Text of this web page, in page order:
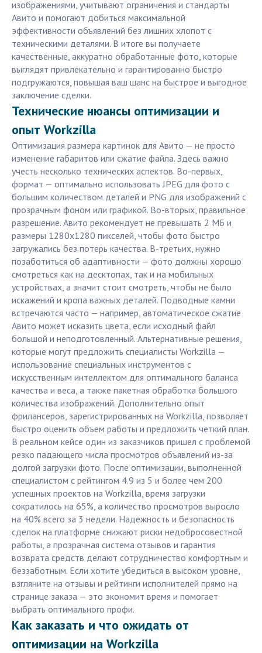
изображениями, учитывают ограничения и стандарты
Авито и помогают добиться максимальной
эффективности объявлений без лишних хлопот с
техническими деталями. В итоге вы получаете
качественные, аккуратно обработанные фото, которые
выглядят привлекательно и гарантированно быстро
подгружаются, повышая ваш шанс на быстрое и выгодное
заключение сделки.
Технические нюансы оптимизации и
опыт Workzilla
Оптимизация размера картинок для Авито — не просто
изменение габаритов или сжатие файла. Здесь важно
учесть несколько технических аспектов. Во-первых,
формат — оптимально использовать JPEG для фото с
большим количеством деталей и PNG для изображений с
прозрачным фоном или графикой. Во-вторых, правильное
разрешение. Авито рекомендует не превышать 2 МБ и
размеры 1280x1280 пикселей, чтобы фото быстро
загружались без потерь качества. В-третьих, нужно
позаботиться об адаптивности — фото должны хорошо
смотреться как на десктопах, так и на мобильных
устройствах, а значит стоит смотреть, чтобы не было
искажений и кропа важных деталей. Подводные камни
встречаются часто — например, автоматическое сжатие
Авито может исказить цвета, если исходный файл
большой и неподготовленный. Альтернативные решения,
которые могут предложить специалисты Workzilla —
использование специальных инструментов с
искусственным интеллектом для оптимального баланса
качества и веса, а также пакетная обработка большого
количества изображений. Дополнительно опыт
фрилансеров, зарегистрированных на Workzilla, позволяет
быстро оценить объем работы и предложить четкий план.
В реальном кейсе один из заказчиков пришел с проблемой
резко падающего числа просмотров объявлений из-за
долгой загрузки фото. После оптимизации, выполненной
специалистом с рейтингом 4.9 из 5 и более чем 200
успешных проектов на Workzilla, время загрузки
сократилось на 65%, а количество просмотров выросло
на 40% всего за 3 недели. Надежность и безопасность
сделок на платформе снижают риски недобросовестной
работы, а прозрачная система отзывов и гарантия
возврата средств делают сотрудничество комфортным и
беззаботным. Если хотите убедиться в высоком уровне,
взгляните на отзывы и рейтинги исполнителей прямо на
странице заказа — это экономит время и помогает
выбрать оптимального профи.
Как заказать и что ожидать от
оптимизации на Workzilla